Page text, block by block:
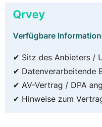
Qrvey
Verfügbare
✔ Sitz des Anbieters /
✔ Datenverarbeitende
✔ AV-Vertrag / DPA
✔ Hinweise zum